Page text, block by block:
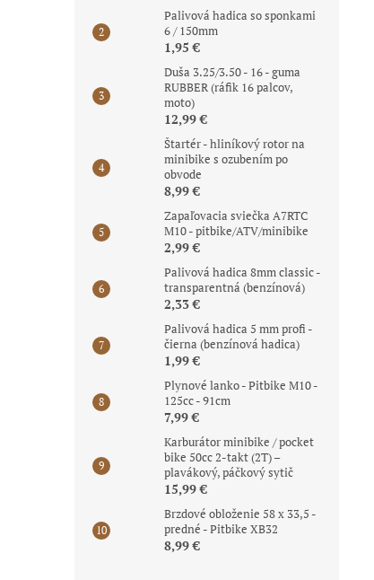
Palivová hadica so sponkami
6 / 150mm
1,95 €
Duša 3.25/3.50 - 16 - guma
RUBBER (ráfik 16 palcov,
moto)
12,99 €
Štartér - hliníkový rotor na
minibike s ozubením po
obvode
8,99 €
Zapaľovacia sviečka A7RTC
M10 - pitbike/ATV/minibike
2,99 €
Palivová hadica 8mm classic -
transparentná (benzínová)
2,33 €
Palivová hadica 5 mm profi -
čierna (benzínová hadica)
1,99 €
Plynové lanko - Pitbike M10 -
125cc - 91cm
7,99 €
Karburátor minibike / pocket
bike 50cc 2-takt (2T) –
plavákový, páčkový sytič
15,99 €
Brzdové obloženie 58 x 33,5 -
predné - Pitbike XB32
8,99 €